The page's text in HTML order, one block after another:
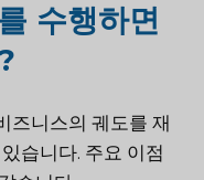
수행하면
즈니스의 궤도를 재
습니다. 주요 이점